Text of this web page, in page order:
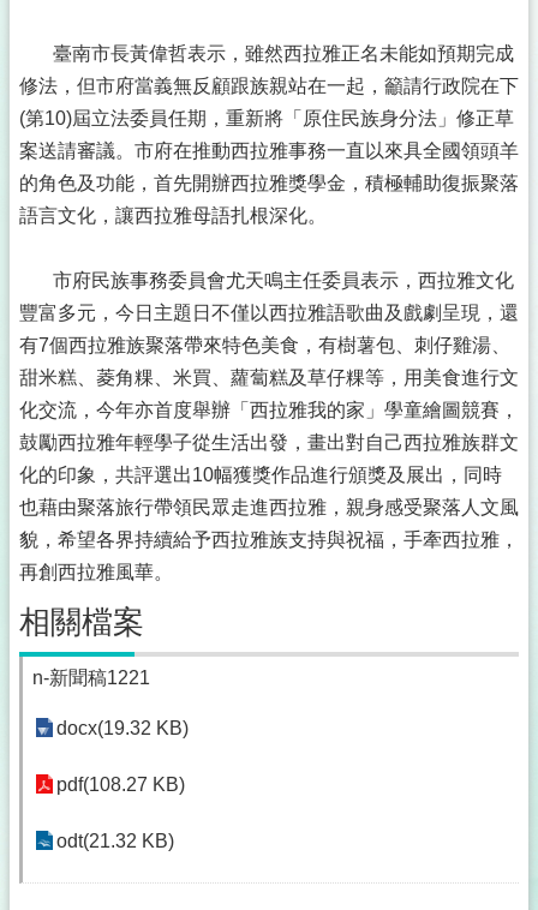
臺南市長黃偉哲表示，雖然西拉雅正名未能如預期完成
修法，但市府當義無反顧跟族親站在一起，籲請行政院在下
(第10)屆立法委員任期，重新將「原住民族身分法」修正草
案送請審議。市府在推動西拉雅事務一直以來具全國領頭羊
的角色及功能，首先開辦西拉雅獎學金，積極輔助復振聚落
語言文化，讓西拉雅母語扎根深化。
市府民族事務委員會尤天鳴主任委員表示，西拉雅文化
豐富多元，今日主題日不僅以西拉雅語歌曲及戲劇呈現，還
有7個西拉雅族聚落帶來特色美食，有樹薯包、刺仔雞湯、
甜米糕、菱角粿、米買、蘿蔔糕及草仔粿等，用美食進行文
化交流，今年亦首度舉辦「西拉雅我的家」學童繪圖競賽，
鼓勵西拉雅年輕學子從生活出發，畫出對自己西拉雅族群文
化的印象，共評選出10幅獲獎作品進行頒獎及展出，同時
也藉由聚落旅行帶領民眾走進西拉雅，親身感受聚落人文風
貌，希望各界持續給予西拉雅族支持與祝福，手牽西拉雅，
再創西拉雅風華。
相關檔案
n-新聞稿1221
docx(19.32 KB)
pdf(108.27 KB)
odt(21.32 KB)